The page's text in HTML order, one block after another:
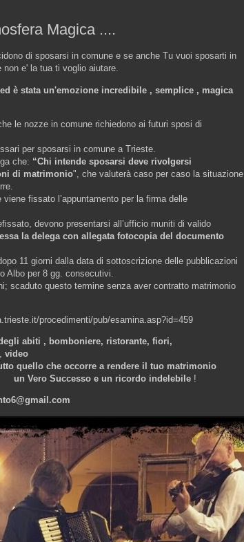
Magica ....
di sposarsi in comune e se anche Tu vuoi sposarti in
e' la tua ti voglio aiutare.
ed è stata un'emozione incredibile , semplice , magica
le nozze in comune richiedono ai futuri sposi di
per sposarsi in comune a Trieste.
che: “Chi intende sposarsi deve rivolgersi
di matrimonio", che valuterà caso per caso la situazione
fissato l’appuntamento per la firma delle
devono presentarsi all’ufficio muniti di valido
la delega con allegata fotocopia del documento
11 giorni dalla data di sottoscrizione delle pubblicazioni
Albo per 8 gg. consecutivi.
scaduto questo termine senza aver contratto matrimonio
procedimenti/pub/esamina.asp?id=459
abiti , bomboniere, ristorante, fiori,
, video
a rendere il tuo matrimonio
e un ricordo indelebile !